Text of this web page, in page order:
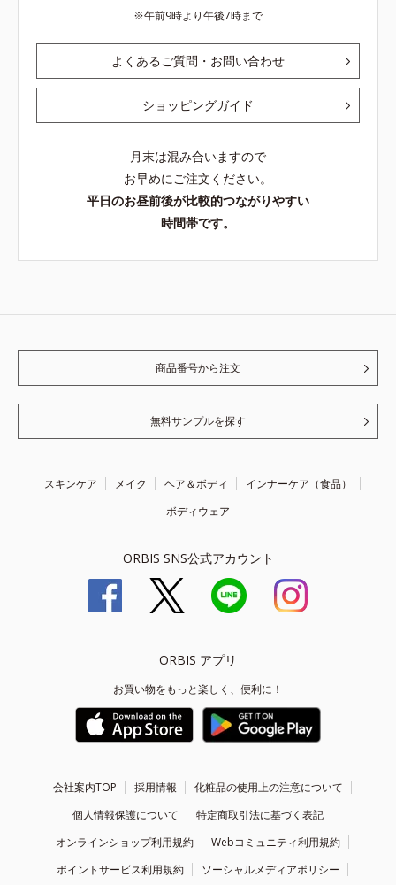
午前9時より午後7時まで
よくあるご質問・お問い合わせ
ショッピングガイド
月末は混み合いますので
お早めにご注文ください。
平日のお昼前後が比較的つながりやすい
時間帯です。
商品番号から注文
無料サンプルを探す
スキンケア メイク ヘア＆ボディ
インナーケア（食品）
ボディウェア
ORBIS SNS公式アカウント
ORBIS アプリ
お買い物をもっと楽しく、便利に！
会社案内TOP 採用情報
化粧品の使用上の注意について
個人情報保護について
特定商取引法に基づく表記
オンラインショップ利用規約
Webコミュニティ利用規約
ポイントサービス利用規約
ソーシャルメディアポリシー